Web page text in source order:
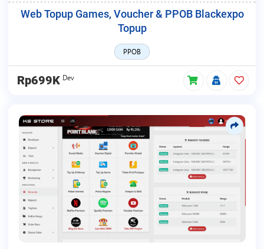
Web Topup Games, Voucher & PPOB Blackexpo
Topup
PPOB
Rp699K Dev